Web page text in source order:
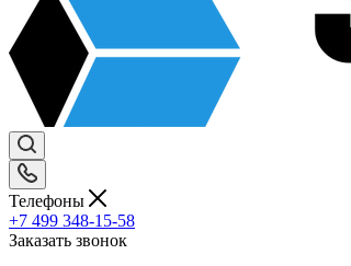
Телефоны
+7 499 348-15-58
Заказать звонок